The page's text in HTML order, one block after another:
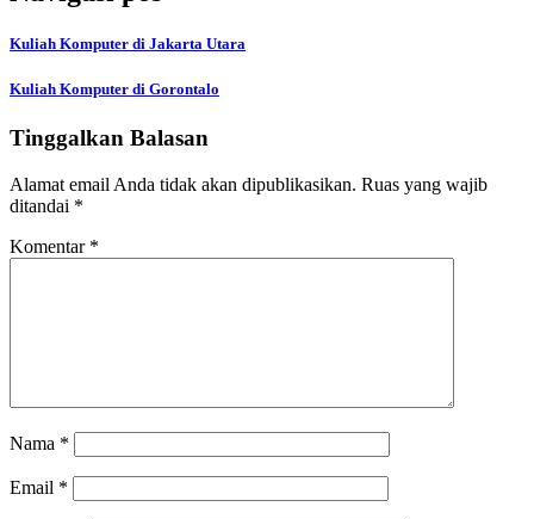
Kuliah Komputer di Jakarta Utara
Kuliah Komputer di Gorontalo
Tinggalkan Balasan
Alamat email Anda tidak akan dipublikasikan. Ruas yang wajib
ditandai *
Komentar *
Nama *
Email *